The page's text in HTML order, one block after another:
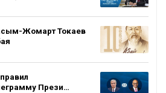
Жомарт Токаев
Прези…